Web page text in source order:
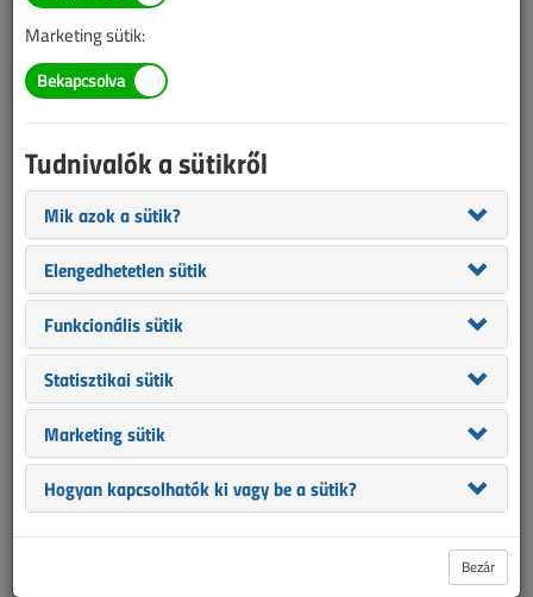
Fűtéskiegészítések
Érdekes kapcsolások VI.
Figylem! Ez a cikk 8 éve frissült utoljára. A benne szereplő
információk mára aktualitásukat veszíthették, valamint a tartalom
helyenként hiányos lehet (képek, táblázatok stb.).
A lakás vagy családi ház fűtésével kapcsolatos megoldások szinte
Marketing sütik:
Tudnivalók a sütikről
Mik azok a sütik?
Elengedhetetlen sütik
Funkcionális sütik
Statisztikai sütik
Marketing sütik
Hogyan kapcsolhatók ki vagy be a sütik?
Bezár